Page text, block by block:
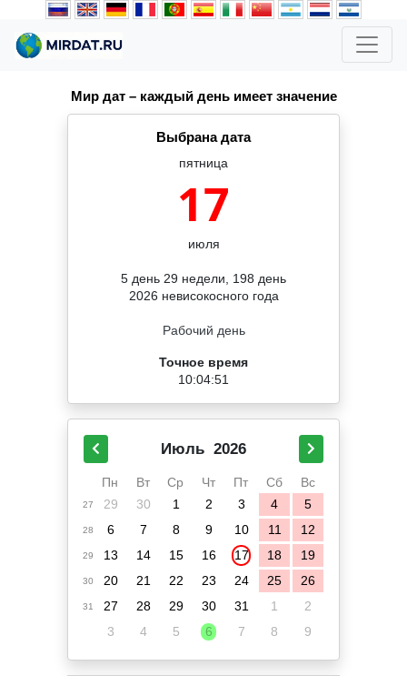
Мир дат – каждый день имеет значение
Выбрана дата
пятница
17
июля
5 день 29 недели, 198 день
2026 невисокосного года
Рабочий день
Точное время
10:04:51
Июль 2026
Пн Вт Ср Чт Пт Сб Вс
27 29 30 1 2 3 4 5
28 6 7 8 9 10 11 12
29 13 14 15 16 17 18 19
30 20 21 22 23 24 25 26
31 27 28 29 30 31 1
2
3
4 5 6 7 8 9